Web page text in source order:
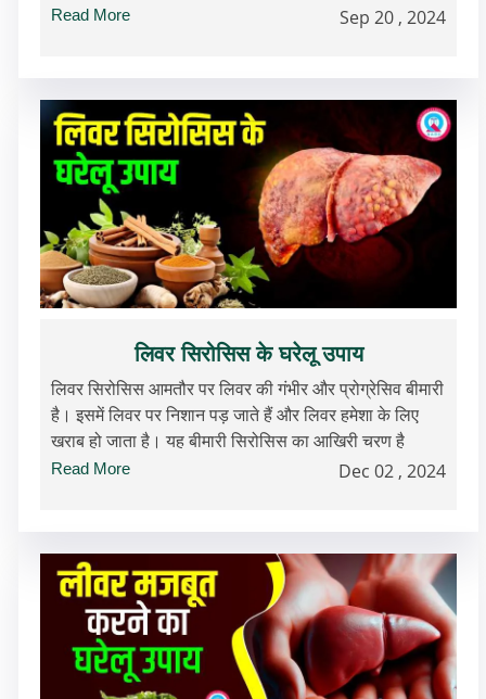
Read More Sep 20 , 2024
लिवर सिरोसिस के घरेलू उपाय
लिवर सिरोसिस आमतौर पर लिवर की गंभीर और प्रोग्रेसिव बीमारी
है। इसमें लिवर पर निशान पड़ जाते हैं और लिवर हमेशा के लिए
खराब हो जाता है। यह बीमारी सिरोसिस का आखिरी चरण है
Read More Dec 02 , 2024